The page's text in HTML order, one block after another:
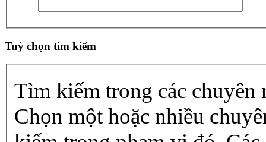
Tuỳ chọn tìm kiếm
Tìm kiếm trong các chuyên
Chọn một hoặc nhiều